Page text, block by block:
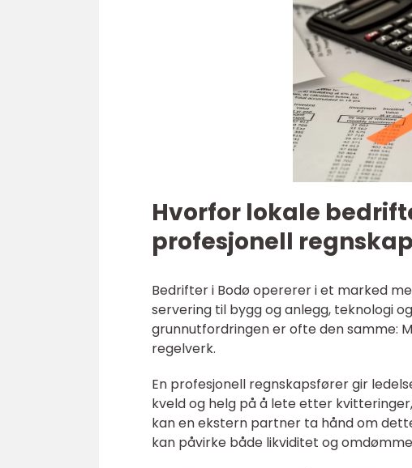
Hvorfor lokale
profesjonell
Bedrifter i Bodø opererer i et marked
servering til bygg og anlegg, teknologi
grunnutfordringen er ofte den samme:
regelverk.
En profesjonell regnskapsfører gir
kveld og helg på å lete etter
kan en ekstern partner ta hånd om
kan påvirke både likviditet og